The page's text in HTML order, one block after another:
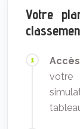
Votre
votre